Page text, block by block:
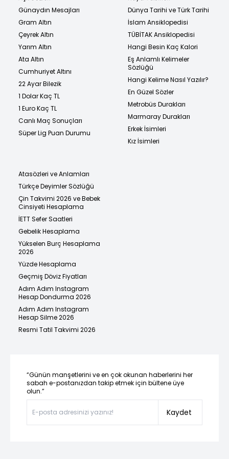
Günaydın Mesajları
Gram Altın
Çeyrek Altın
Yarım Altın
Ata Altın
Cumhuriyet Altını
22 Ayar Bilezik
1 Dolar Kaç TL
1 Euro Kaç TL
Canlı Maç Sonuçları
Süper Lig Puan Durumu
Dünya Tarihi ve Türk Tarihi
İslam Ansiklopedisi
TÜBİTAK Ansiklopedisi
Hangi Besin Kaç Kalori
Eş Anlamlı Kelimeler
Sözlüğü
Hangi Kelime Nasıl Yazılır?
En Güzel Sözler
Metrobüs Durakları
Marmaray Durakları
Erkek İsimleri
Kız İsimleri
Atasözleri ve Anlamları
Türkçe Deyimler Sözlüğü
Çin Takvimi 2026 ve Bebek
Cinsiyeti Hesaplama
İETT Sefer Saatleri
Gebelik Hesaplama
Yükselen Burç Hesaplama
2026
Yüzde Hesaplama
Geçmiş Döviz Fiyatları
Adım Adım Instagram
Hesap Dondurma 2026
Adım Adım Instagram
Hesap Silme 2026
Resmi Tatil Takvimi 2026
“Günün manşetlerini ve en çok okunan haberlerini her
sabah e-postanızdan takip etmek için bültene üye
olun.”
Kaydet